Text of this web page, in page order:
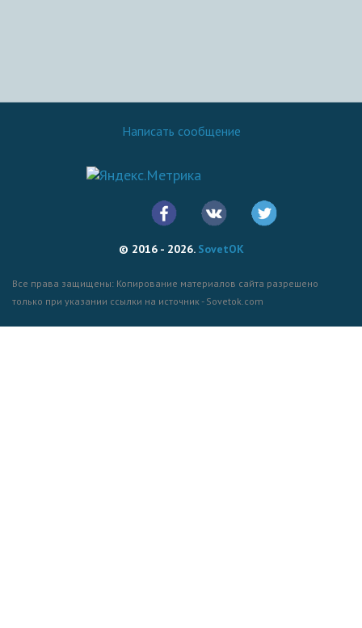
Написать сообщение
© 2016 - 2026. SovetOK
Все права защищены: Копирование материалов сайта разрешено
только при указании ссылки на источник - Sovetok.com